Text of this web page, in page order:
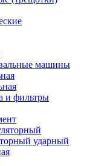
машины
и фильтры
ударный